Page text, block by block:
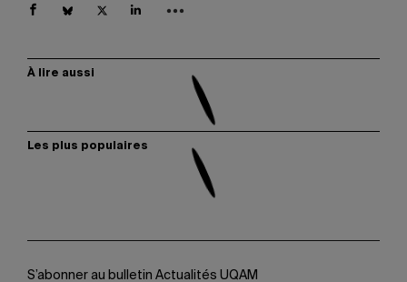
À lire aussi
Les plus populaires
S’abonner au bulletin Actualités UQAM